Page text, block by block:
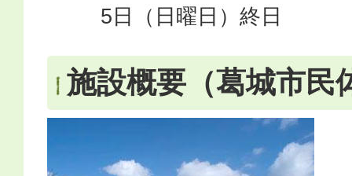
5日（日曜日）終日
施設概要（葛城市民